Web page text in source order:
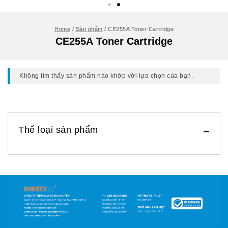
Home / Sản phẩm / CE255A Toner Cartridge
CE255A Toner Cartridge
Không tìm thấy sản phẩm nào khớp với lựa chọn của bạn.
Thể loại sản phẩm